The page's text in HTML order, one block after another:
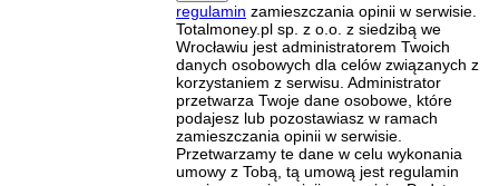
regulamin zamieszczania opinii w serwisie.
Totalmoney.pl sp. z o.o. z siedzibą we
Wrocławiu jest administratorem Twoich
danych osobowych dla celów związanych z
korzystaniem z serwisu. Administrator
przetwarza Twoje dane osobowe, które
podajesz lub pozostawiasz w ramach
zamieszczania opinii w serwisie.
Przetwarzamy te dane w celu wykonania
umowy z Tobą, tą umową jest regulamin